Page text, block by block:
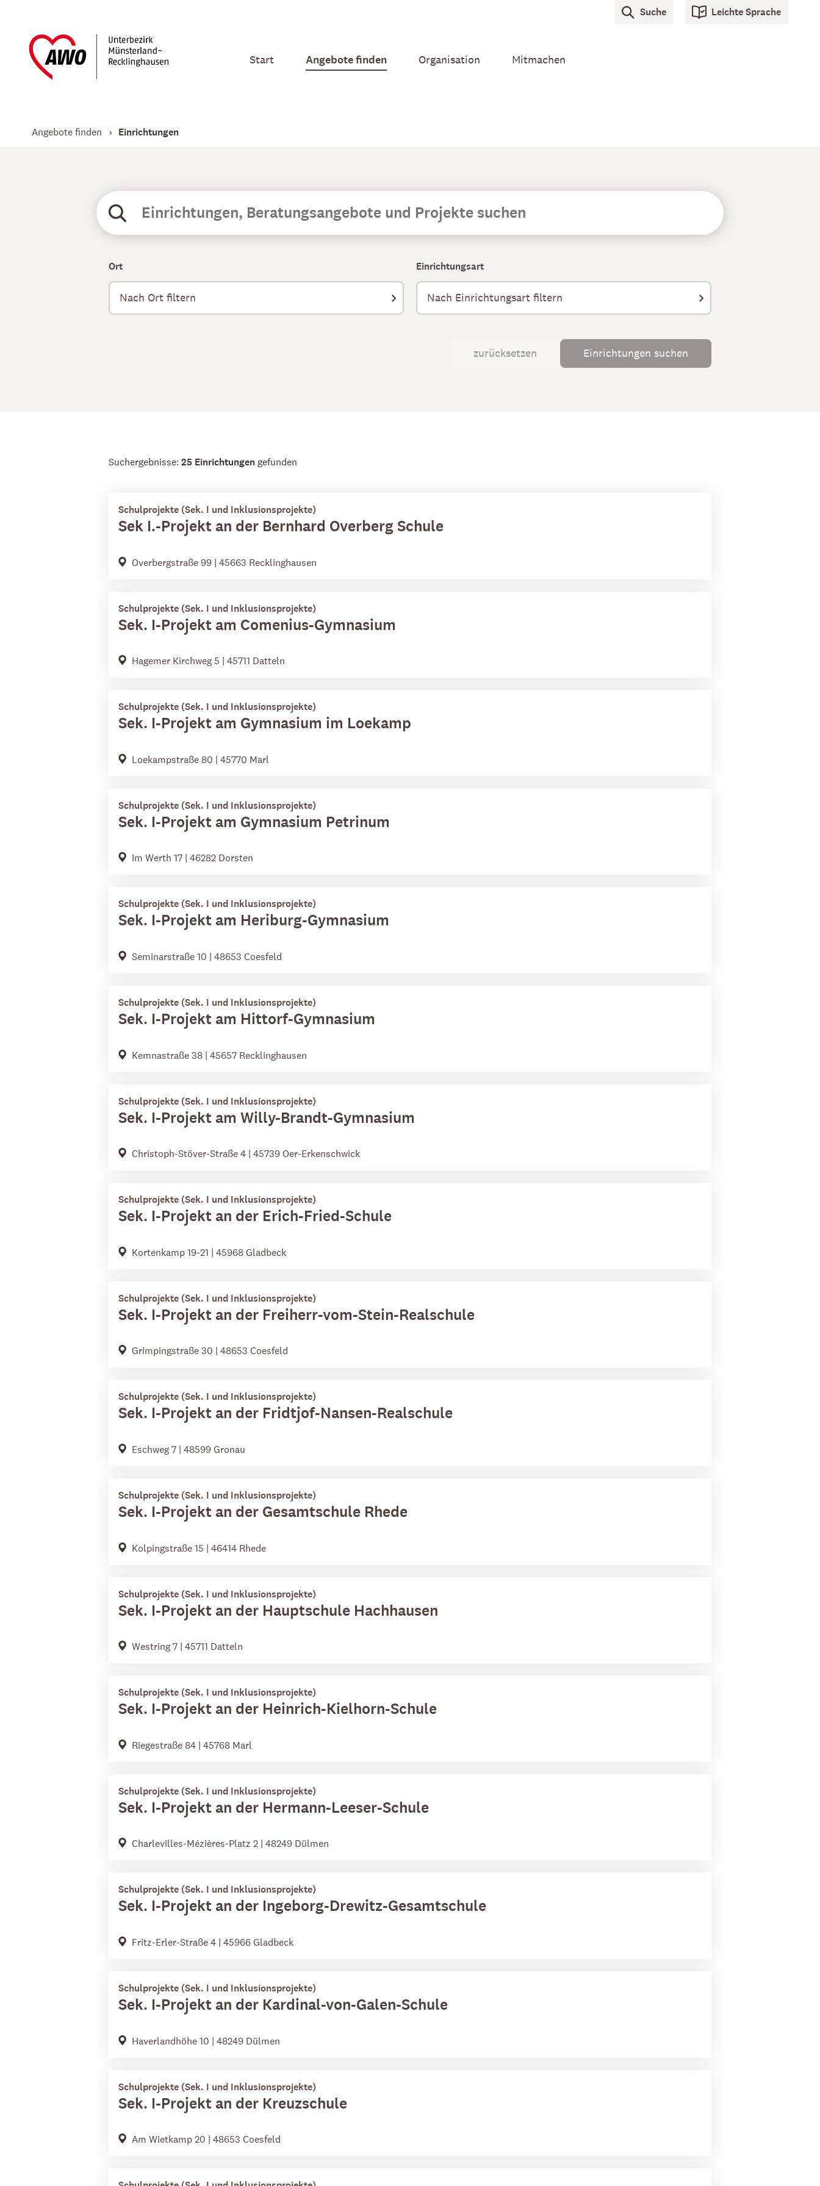
Start Angebote finden Organisation Mitmachen
Suche Leichte Sprache
Angebote finden Einrichtungen
Ort Einrichtungsart
Einrichtungen suchen
zurücksetzen
Suchergebnisse: 25 Einrichtungen gefunden
Schulprojekte (Sek. I und Inklusionsprojekte)
Sek I.-Projekt an der Bernhard Overberg Schule
Overbergstraße 99 | 45663 Recklinghausen
Schulprojekte (Sek. I und Inklusionsprojekte)
Sek. I-Projekt am Comenius-Gymnasium
Hagemer Kirchweg 5 | 45711 Datteln
Schulprojekte (Sek. I und Inklusionsprojekte)
Sek. I-Projekt am Gymnasium im Loekamp
Loekampstraße 80 | 45770 Marl
Schulprojekte (Sek. I und Inklusionsprojekte)
Sek. I-Projekt am Gymnasium Petrinum
Im Werth 17 | 46282 Dorsten
Schulprojekte (Sek. I und Inklusionsprojekte)
Sek. I-Projekt am Heriburg-Gymnasium
Seminarstraße 10 | 48653 Coesfeld
Schulprojekte (Sek. I und Inklusionsprojekte)
Sek. I-Projekt am Hittorf-Gymnasium
Kemnastraße 38 | 45657 Recklinghausen
Schulprojekte (Sek. I und Inklusionsprojekte)
Sek. I-Projekt am Willy-Brandt-Gymnasium
Christoph-Stöver-Straße 4 | 45739 Oer-Erkenschwick
Schulprojekte (Sek. I und Inklusionsprojekte)
Sek. I-Projekt an der Erich-Fried-Schule
Kortenkamp 19-21 | 45968 Gladbeck
Schulprojekte (Sek. I und Inklusionsprojekte)
Sek. I-Projekt an der Freiherr-vom-Stein-Realschule
Grimpingstraße 30 | 48653 Coesfeld
Schulprojekte (Sek. I und Inklusionsprojekte)
Sek. I-Projekt an der Fridtjof-Nansen-Realschule
Eschweg 7 | 48599 Gronau
Schulprojekte (Sek. I und Inklusionsprojekte)
Sek. I-Projekt an der Gesamtschule Rhede
Kolpingstraße 15 | 46414 Rhede
Schulprojekte (Sek. I und Inklusionsprojekte)
Sek. I-Projekt an der Hauptschule Hachhausen
Westring 7 | 45711 Datteln
Schulprojekte (Sek. I und Inklusionsprojekte)
Sek. I-Projekt an der Heinrich-Kielhorn-Schule
Riegestraße 84 | 45768 Marl
Schulprojekte (Sek. I und Inklusionsprojekte)
Sek. I-Projekt an der Hermann-Leeser-Schule
Charlevilles-Mézières-Platz 2 | 48249 Dülmen
Schulprojekte (Sek. I und Inklusionsprojekte)
Sek. I-Projekt an der Ingeborg-Drewitz-Gesamtschule
Fritz-Erler-Straße 4 | 45966 Gladbeck
Schulprojekte (Sek. I und Inklusionsprojekte)
Sek. I-Projekt an der Kardinal-von-Galen-Schule
Haverlandhöhe 10 | 48249 Dülmen
Schulprojekte (Sek. I und Inklusionsprojekte)
Sek. I-Projekt an der Kreuzschule
Am Wietkamp 20 | 48653 Coesfeld